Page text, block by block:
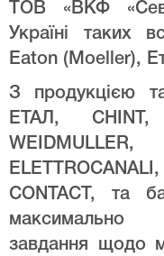
ТОВ «ВКФ
Україні таких
Eaton (Moeller),
З продукцією
ЕТАЛ,
CONTACT, та
максимально
завдання щодо